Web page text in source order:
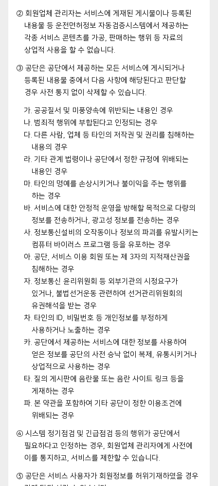
② 회원업체 관리자는 서비스에 게재된 게시물이나 등록된
내용물 등 운전면허정보 자동검증시스템에서 제공하는
각종 서비스 콘텐츠를 가공, 판매하는 행위 등 자료의
상업적 사용을 할 수 없습니다.
③ 공단은 공단에서 제공하는 모든 서비스에 게시되거나
등록된 내용물 중에서 다음 사항에 해당된다고 판단할
경우 사전 통지 없이 삭제할 수 있습니다.
가. 공공질서 및 미풍양속에 위반되는 내용인 경우
나. 범죄적 행위에 부합된다고 인정되는 경우
다. 다른 사람, 업체 등 타인의 저작권 및 권리를 침해하는
내용의 경우
라. 기타 관계 법령이나 공단에서 정한 규정에 위배되는
내용인 경우
마. 타인의 명예를 손상시키거나 불이익을 주는 행위를
하는 경우
바. 서비스에 대한 안정적 운영을 방해할 목적으로 다량의
정보를 전송하거나, 광고성 정보를 전송하는 경우
사. 정보통신설비의 오작동이나 정보의 파괴를 유발시키는
컴퓨터 바이러스 프로그램 등을 유포하는 경우
아. 공단, 서비스 이용 회원 또는 제 3자의 지적재산권을
침해하는 경우
자. 정보통신 윤리위원회 등 외부기관의 시정요구가
있거나, 불법선거운동 관련하여 선거관리위원회의
유권해석을 받는 경우
차. 타인의 ID, 비밀번호 등 개인정보를 부정하게
사용하거나 노출하는 경우
카. 공단에서 제공하는 서비스에 대한 정보를 사용하여
얻은 정보를 공단의 사전 승낙 없이 복제, 유통시키거나
상업적으로 사용하는 경우
타. 질의 게시판에 음란물 또는 음란 사이트 링크 등을
게재하는 경우
파. 본 약관을 포함하여 기타 공단이 정한 이용조건에
위배되는 경우
④ 시스템 정기점검 및 긴급점검 등의 행위가 공단에서
필요하다고 인정하는 경우, 회원업체 관리자에게 사전에
이를 통지하고, 서비스를 제한할 수 있습니다.
⑤ 공단은 서비스 사용자가 회원정보를 허위기재하였을 경우